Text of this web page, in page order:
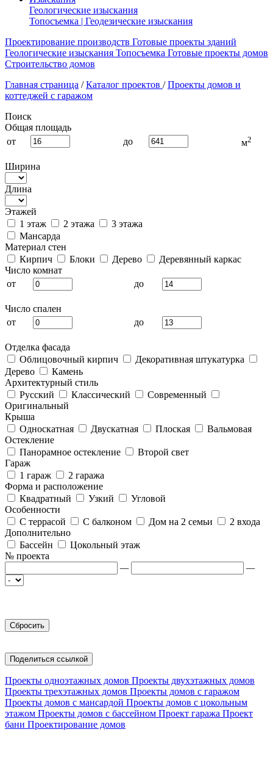
Геологические изыскания
Топосъемка | Геодезические изыскания
Проектирование производств Готовые проекты зданий
Геологические изыскания Топосъемка Готовые проекты домов
Строительство домов
Главная страница / Каталог проектов / Проекты домов и
коттеджей с гаражом
Поиск
Общая площадь
от
до м2
Ширина
Длина
Этажей
1 этаж
2 этажа
3 этажа
Мансарда
Материал стен
Кирпич
Блоки Дерево
Деревянный каркас
Число комнат
от
до
Число спален
от
до
Отделка фасада
Облицовочный кирпич
Декоративная штукатурка
Дерево
Камень
Архитектурный стиль
Русский
Классический
Современный
Оригинальный
Крыша
Односкатная
Двускатная Плоская
Вальмовая
Остекление
Панорамное остекление
Второй свет
Гараж
1 гараж
2 гаража
Форма и расположение
Квадратный
Узкий
Угловой
Особенности
С террасой
С балконом Дом на 2 семьи
2 входа
Дополнительно
Бассейн
Цокольный этаж
№ проекта
—
—
Поделиться ссылкой
Проекты одноэтажных домов Проекты двухэтажных домов
Проекты трехэтажных домов Проекты домов с гаражом
Проекты домов с мансардой Проекты домов с цокольным
этажом Проекты домов с бассейном Проект гаража Проект
бани Проектирование домов